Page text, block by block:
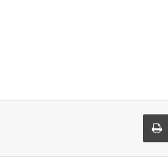
البريد طباعة